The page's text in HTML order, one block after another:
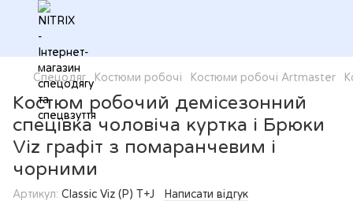
Спецодяг Костюми робочі Костюми робочі Artmaster
Костюм робочий демісезонний
спецівка чоловіча куртка і Брюки
Viz графіт з помаранчевим і
чорними
Артикул: Classic Viz (P) T+J Написати відгук